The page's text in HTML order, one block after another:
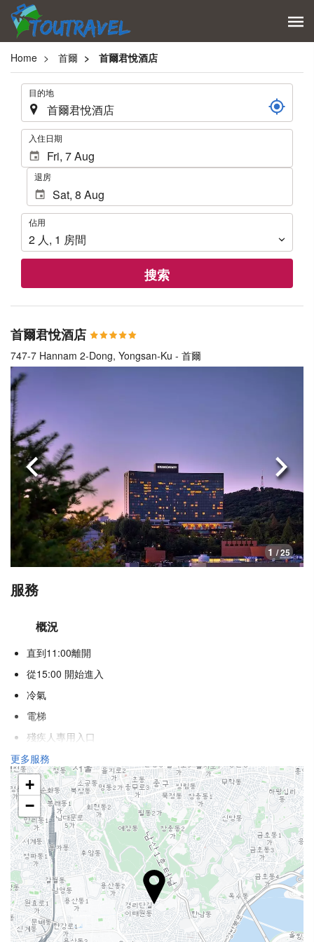
Home 首爾 首爾君悅酒店
. 目的地
. 入住日期
退房
佔
用
佔用
2 人, 1 房間
搜索
首爾君悅酒店
747-7 Hannam 2-Dong, Yongsan-Ku - 首爾
1 / 25
上一頁 下一
服務
概況
直到11:00離開
從15:00 開始進入
冷氣
電梯
殘疾人專用入口
不吸煙房
吸煙區
不允許寵物
健康
池邊酒吧
日光浴
水療中心
熱水浴池／按摩浴池
更多服務
+
−